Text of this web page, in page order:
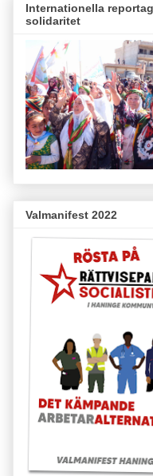
Internationella
solidaritet
Valmanifest 2022